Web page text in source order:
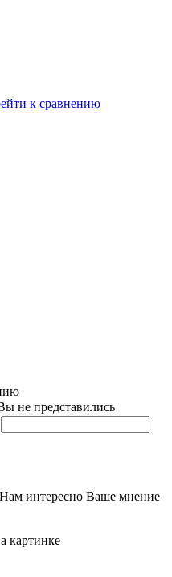
к сравнению
не представились
Нам интересно Ваше мнение
картинке